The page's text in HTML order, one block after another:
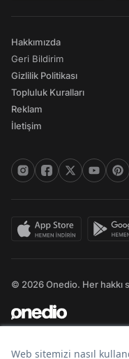
Hakkımızda
Geri Bildirim
Gizlilik Politikası
Topluluk Kuralları
Reklam
İletişim
© 2026 Onedio. Her hakkı